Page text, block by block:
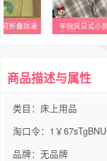
全棉四件套
商品描述与属性
类目：床上用品
淘口令：1￥
品牌：无品牌